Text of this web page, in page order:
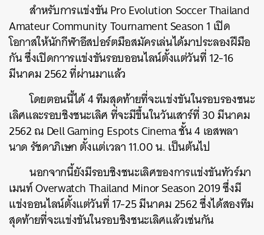
สำหรับการแข่งขัน Pro Evolution Soccer Thailand
Amateur Community Tournament Season 1 เปิด
โอกาสให้นักกีฬาอีสปอร์ตมือสมัครเล่นได้มาประลองฝีมือ
กัน ซึ่งเปิดกาารแข่งขันรอบออนไลน์ตั้งแต่วันที่ 12-16
มีนาคม 2562 ที่ผ่านมาแล้ว
โดยตอนนี้ได้ 4 ทีมสุดท้ายที่จะแข่งขันในรอบรองชนะ
เลิศและรอบชิงชนะเลิศ ที่จะมีขึ้นในวันเสาร์ที่ 30 มีนาคม
2562 ณ Dell Gaming Espots Cinema ชั้น 4 เอสพลา
นาด รัชดาภิเษก ตั้งแต่เวลา 11.00 น. เป็นต้นไป
นอกจากนี้ยังมีรอบชิงชนะเลิศของการแข่งขันทัวร์มา
เมนท์ Overwatch Thailand Minor Season 2019 ซึ่งมี
แข่งออนไลน์ตั้งแต่วันที่ 17-25 มีนาคม 2562 ซึ่งได้สองทีม
สุดท้ายที่จะแข่งขันในรอบชิงชนะเลิศแล้วเช่นกัน